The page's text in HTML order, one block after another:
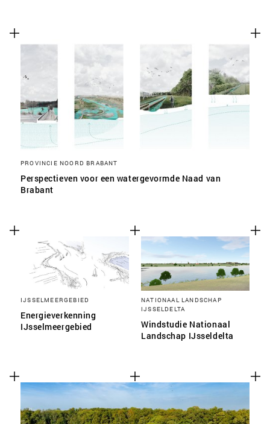
PROVINCIE NOORD BRABANT
Perspectieven voor een watergevormde Naad van
Brabant
IJSSELMEERGEBIED
Energieverkenning
IJsselmeergebied
NATIONAAL LANDSCHAP
IJSSELDELTA
Windstudie Nationaal
Landschap IJsseldelta